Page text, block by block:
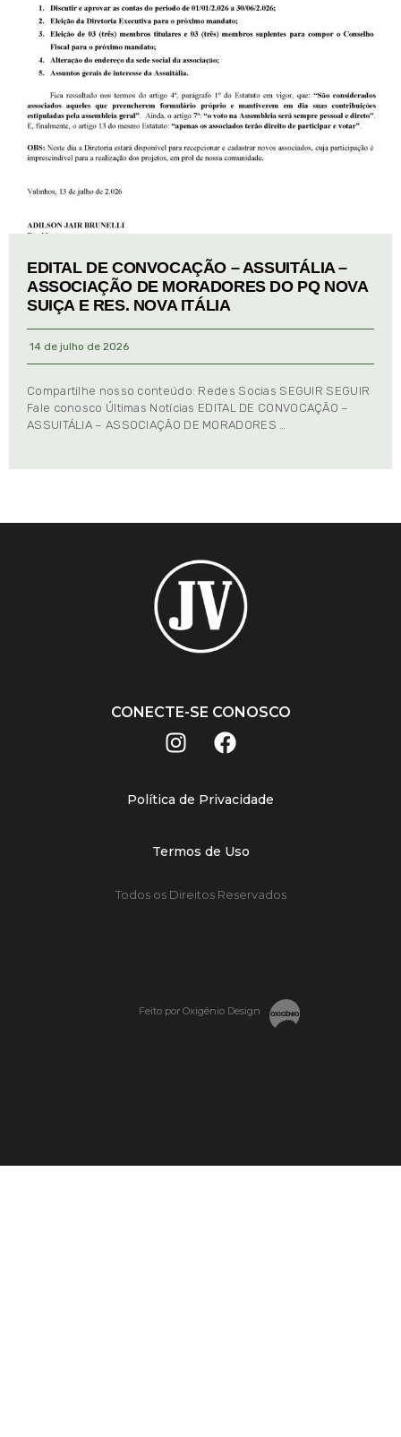
EDITAL DE CONVOCAÇÃO – ASSUITÁLIA –
ASSOCIAÇÃO DE MORADORES DO PQ NOVA
SUIÇA E RES. NOVA ITÁLIA
14 de julho de 2026
Compartilhe nosso conteúdo: Redes Socias SEGUIR SEGUIR
Fale conosco Últimas Notícias EDITAL DE CONVOCAÇÃO –
ASSUITÁLIA – ASSOCIAÇÃO DE MORADORES …
CONECTE-SE CONOSCO
Política de Privacidade
Termos de Uso
Todos os Direitos Reservados
Feito por Oxigênio Design